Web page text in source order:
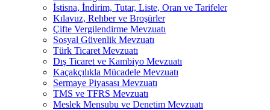
İstisna, İndirim, Tutar, Liste, Oran ve Tarifeler
Kılavuz, Rehber ve Broşürler
Çifte Vergilendirme Mevzuatı
Sosyal Güvenlik Mevzuatı
Türk Ticaret Mevzuatı
Dış Ticaret ve Kambiyo Mevzuatı
Kaçakçılıkla Mücadele Mevzuatı
Sermaye Piyasası Mevzuatı
TMS ve TFRS Mevzuatı
Meslek Mensubu ve Denetim Mevzuatı